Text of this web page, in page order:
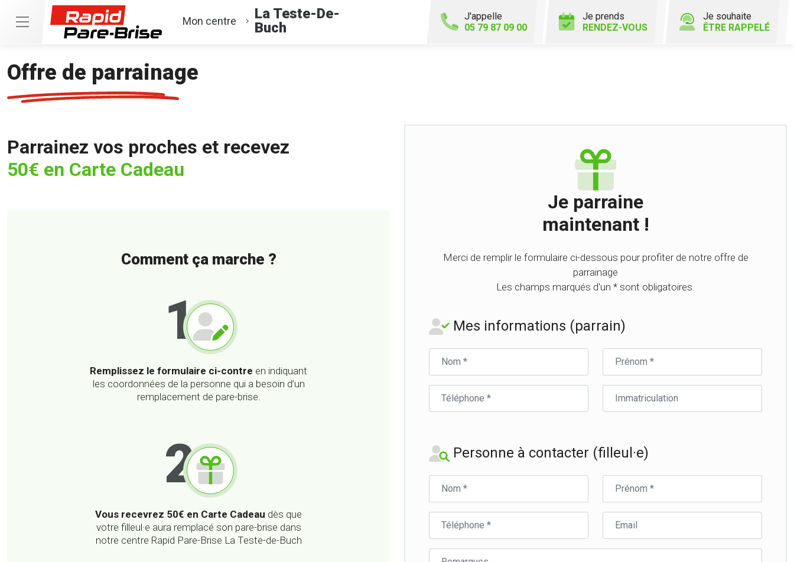
Mon centre
La Teste-De-
Buch
J'appelle
05 79 87 09 00
Je prends
RENDEZ-VOUS
Je souhaite
ÊTRE RAPPELÉ
Offre de parrainage
Parrainez vos proches et recevez
50€ en Carte Cadeau
Comment ça marche ?
1
Remplissez le formulaire ci-contre en indiquant
les coordonnées de la personne qui a besoin d’un
remplacement de pare-brise.
2
Vous recevrez 50€ en Carte Cadeau dès que
votre filleul·e aura remplacé son pare-brise dans
notre centre Rapid Pare-Brise La Teste-de-Buch
Je parraine
maintenant !
Merci de remplir le formulaire ci-dessous pour profiter de notre offre de
parrainage
Les champs marqués d'un * sont obligatoires.
Mes informations (parrain)
parrain
parrain
Personne à contacter (filleul·e)
filleul·e
filleul·e
filleul·e
filleul·e
Remarques